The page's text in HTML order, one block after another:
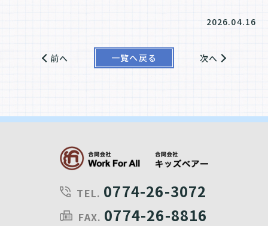
2026.04.16
前へ 次へ
一覧へ戻る
TEL. 0774-26-3072
FAX. 0774-26-8816